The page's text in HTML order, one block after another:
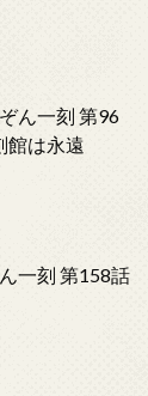
ん一刻 第96
館は永遠
一刻 第158話